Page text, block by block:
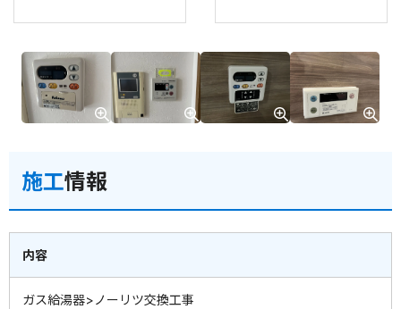
施工情報
内容
ガス給湯器>ノーリツ交換工事